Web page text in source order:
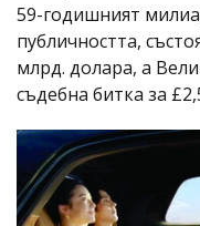
59-годишният
публичността,
млрд. долара, а
съдебна битка за